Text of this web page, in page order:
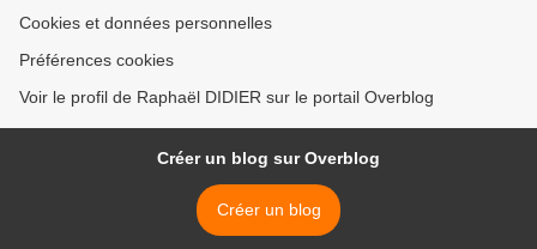
Cookies et données personnelles
Préférences cookies
Voir le profil de Raphaël DIDIER sur le portail Overblog
Créer un blog sur Overblog
Créer un blog